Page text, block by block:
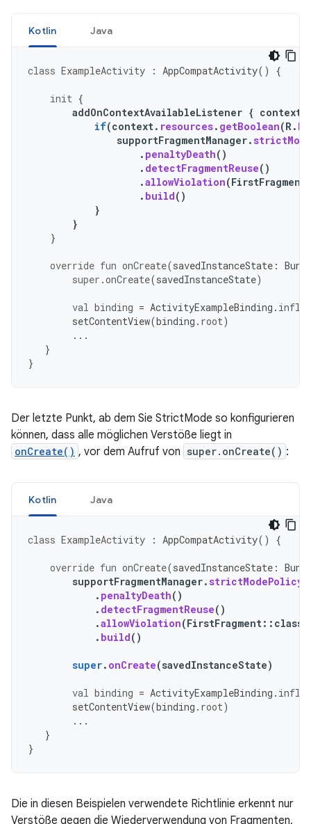
Kotlin Java
class ExampleActivity : AppCompatActivity() {
init {
addOnContextAvailableListener { context
if(context. resources. getBoolean(R.
supportFragmentManager.
. penaltyDeath()
. detectFragmentReuse()
.allowViolation(FirstFragment
. build()
}
}
}
override fun onCreate(savedInstanceState :
super .onCreate(savedInstanceState)
val binding = ActivityExampleBinding .
setContentView(binding . root)
...
}
}
Der letzte Punkt, ab dem Sie StrictMode so konfigurieren
können, dass alle möglichen Verstöße liegt in
onCreate() , vor dem Aufruf von super.onCreate() :
Kotlin Java
class ExampleActivity : AppCompatActivity() {
override fun onCreate(savedInstanceState :
supportFragmentManager.strictModePolicy
. penaltyDeath()
. detectFragmentReuse()
.allowViolation(FirstFragment:: class
. build()
super. onCreate(savedInstanceState)
val binding = ActivityExampleBinding .
setContentView(binding . root)
...
}
}
Die in diesen Beispielen verwendete Richtlinie erkennt nur
Verstöße gegen die Wiederverwendung von Fragmenten,